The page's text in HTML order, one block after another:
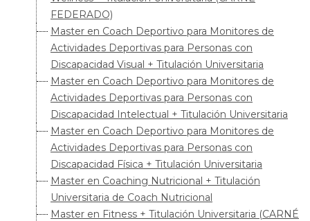
FEDERADO)
Master en Coach Deportivo para Monitores de
Actividades Deportivas para Personas con
Discapacidad Visual + Titulación Universitaria
Master en Coach Deportivo para Monitores de
Actividades Deportivas para Personas con
Discapacidad Intelectual + Titulación Universitaria
Master en Coach Deportivo para Monitores de
Actividades Deportivas para Personas con
Discapacidad Física + Titulación Universitaria
Master en Coaching Nutricional + Titulación
Universitaria de Coach Nutricional
Master en Fitness + Titulación Universitaria (CARNÉ